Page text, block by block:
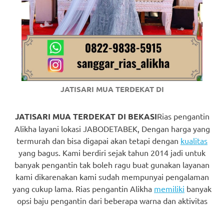
these
guys
his
comment
here
replica
JATISARI MUA TERDEKAT DI
JATISARI MUA TERDEKAT DI BEKASIRias pengantin
Alikha layani lokasi JABODETABEK, Dengan harga yang
termurah dan bisa digapai akan tetapi dengan kualitas
yang bagus. Kami berdiri sejak tahun 2014 jadi untuk
banyak pengantin tak boleh ragu buat gunakan layanan
kami dikarenakan kami sudah mempunyai pengalaman
yang cukup lama. Rias pengantin Alikha memiliki banyak
opsi baju pengantin dari beberapa warna dan aktivitas